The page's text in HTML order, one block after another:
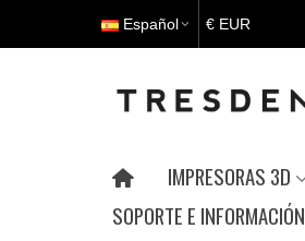
Español € EUR
IMPRESORAS 3D
SOPORTE E INFORMACIÓN